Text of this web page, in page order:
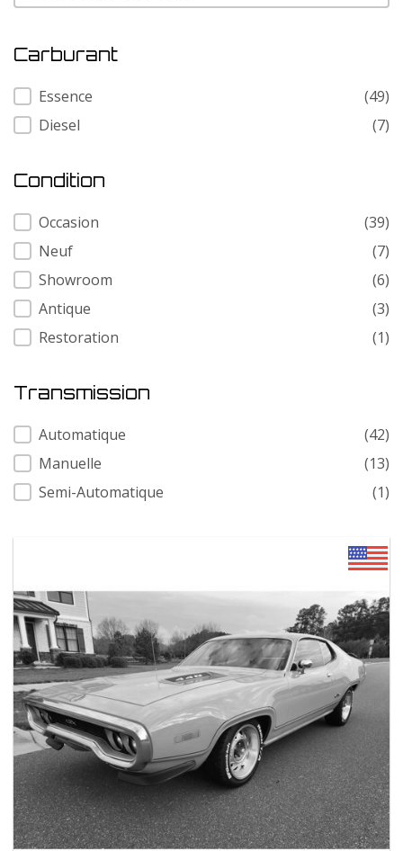
Carburant
Carburant
Essence
(49)
Diesel
(7)
Condition
Condition
Occasion
(39)
Neuf
(7)
Showroom
(6)
Antique
(3)
Restoration
(1)
Transmission
Transmission
Automatique
(42)
Manuelle
(13)
Semi-Automatique
(1)